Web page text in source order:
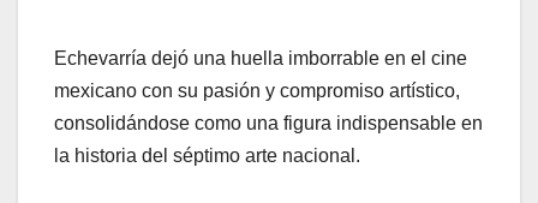
Echevarría dejó una huella imborrable en el cine
mexicano con su pasión y compromiso artístico,
consolidándose como una figura indispensable en
la historia del séptimo arte nacional.